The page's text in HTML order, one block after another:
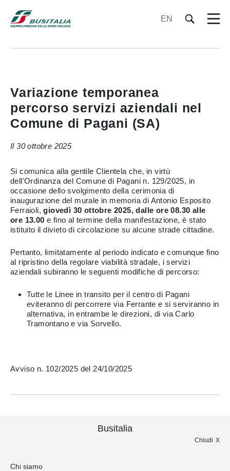
EN
Variazione temporanea
percorso servizi aziendali nel
Comune di Pagani (SA)
Il 30 ottobre 2025
Si comunica alla gentile Clientela che, in virtù
dell'Ordinanza del Comune di Pagani n. 129/2025, in
occasione dello svolgimento della cerimonia di
inaugurazione del murale in memoria di Antonio Esposito
Ferraioli,giovedì 30 ottobre 2025, dalle ore 08.30 alle
ore 13.00 e fino al termine della manifestazione, è stato
istituito il divieto di circolazione su alcune strade cittadine.
Pertanto, limitatamente al periodo indicato e comunque fino
al ripristino della regolare viabilità stradale, i servizi
aziendali subiranno le seguenti modifiche di percorso:
Tutte le Linee in transito per il centro di Pagani
eviteranno di percorrere via Ferrante e si serviranno in
alternativa, in entrambe le direzioni, di via Carlo
Tramontano e via Sorvello.
Avviso n. 102/2025 del 24/10/2025
Busitalia
Chiudi
Chi siamo